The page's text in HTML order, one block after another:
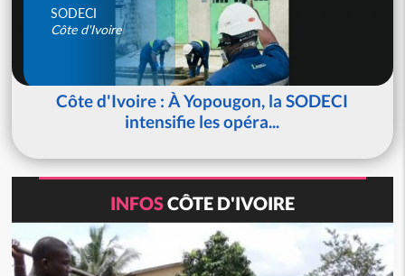
SODECI
Côte d'Ivoire
Côte d'Ivoire : À Yopougon, la SODECI
intensifie les opéra...
INFOSCÔTE D'IVOIRE